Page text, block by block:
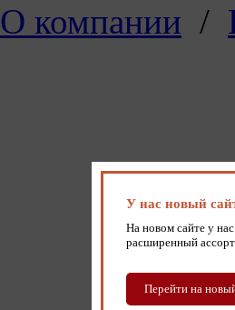
О компании /
У нас новый
На новом сайте у
расширенный
Перейти на